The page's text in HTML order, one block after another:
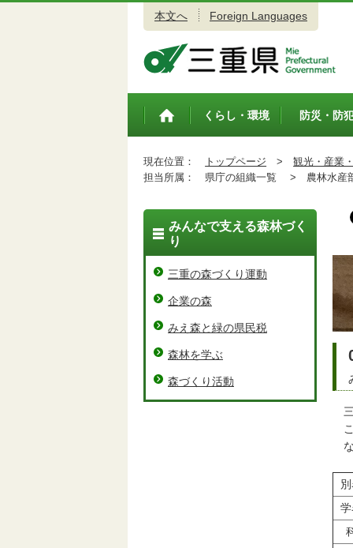
本文へ Foreign Languages
トップペ
くらし・環境 防災・防
現在位置： トップページ >
観光・産業
担当所属：
県庁の組織一覧 > 農林水
三
こ
な
みんなで支える森林づく
り
三重の森づくり運動
企業の森
みえ森と緑の県民税
森林を学ぶ
森づくり活動